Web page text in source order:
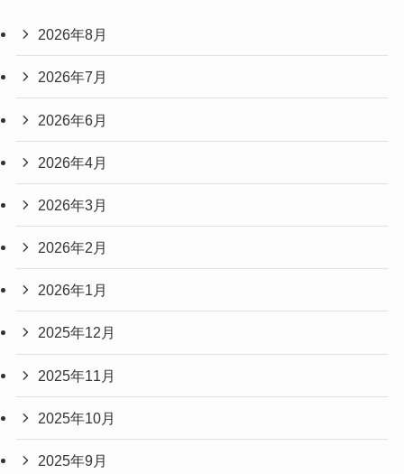
2026年8月
2026年7月
2026年6月
2026年4月
2026年3月
2026年2月
2026年1月
2025年12月
2025年11月
2025年10月
2025年9月